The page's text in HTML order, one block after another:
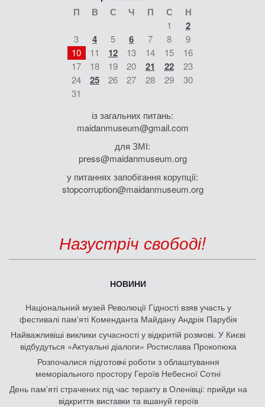
П В С Ч П С Н
1 2
3 4 5 6 7 8
9
10
11 12 13 14 15
16
17
18 19 20 21 22
23
24
25 26 27 28 29
30
31
із загальних питань:
maidanmuseum@gmail.com
для ЗМІ:
press@maidanmuseum.org
у питаннях запобігання корупції:
stopcorruption@maidanmuseum.org
Назустріч свободі!
НОВИНИ
Національний музей Революції Гідності взяв участь у
фестивалі пам'яті Коменданта Майдану Андрія Парубія
Найважливіші виклики сучасності у відкритій розмові. У Києві
відбудуться «Актуальні діалоги» Ростислава Прокопюка
Розпочалися підготовчі роботи з облаштування
меморіального простору Героїв Небесної Сотні
День памʼяті страчених під час теракту в Оленівці: прийди на
відкриття виставки та вшануй героїв